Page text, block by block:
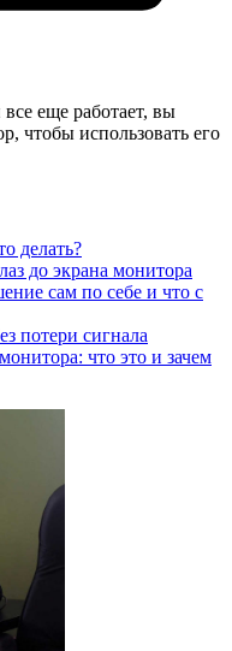
еще работает, вы
чтобы использовать его
делать?
до экрана монитора
сам по себе и что с
потери сигнала
что это и зачем